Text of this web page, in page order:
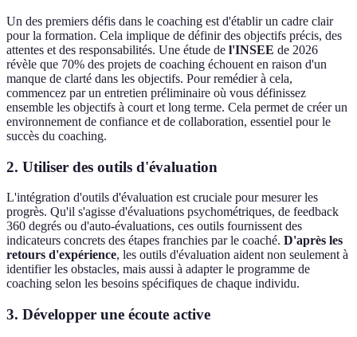
Un des premiers défis dans le coaching est d'établir un cadre clair
pour la formation. Cela implique de définir des objectifs précis, des
attentes et des responsabilités. Une étude de l'INSEE de 2026
révèle que 70% des projets de coaching échouent en raison d'un
manque de clarté dans les objectifs. Pour remédier à cela,
commencez par un entretien préliminaire où vous définissez
ensemble les objectifs à court et long terme. Cela permet de créer un
environnement de confiance et de collaboration, essentiel pour le
succès du coaching.
2. Utiliser des outils d'évaluation
L'intégration d'outils d'évaluation est cruciale pour mesurer les
progrès. Qu'il s'agisse d'évaluations psychométriques, de feedback
360 degrés ou d'auto-évaluations, ces outils fournissent des
indicateurs concrets des étapes franchies par le coaché. D'après les
retours d'expérience, les outils d'évaluation aident non seulement à
identifier les obstacles, mais aussi à adapter le programme de
coaching selon les besoins spécifiques de chaque individu.
3. Développer une écoute active